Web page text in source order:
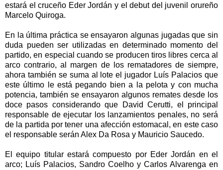
estará el cruceño Eder Jordán y el debut del juvenil orureño
Marcelo Quiroga.
En la última práctica se ensayaron algunas jugadas que sin
duda pueden ser utilizadas en determinado momento del
partido, en especial cuando se producen tiros libres cerca al
arco contrario, al margen de los rematadores de siempre,
ahora también se suma al lote el jugador Luís Palacios que
este último le está pegando bien a la pelota y con mucha
potencia, también se ensayaron algunos remates desde los
doce pasos considerando que David Cerutti, el principal
responsable de ejecutar los lanzamientos penales, no será
de la partida por tener una afección estomacal, en este caso
el responsable serán Alex Da Rosa y Mauricio Saucedo.
El equipo titular estará compuesto por Eder Jordán en el
arco; Luís Palacios, Sandro Coelho y Carlos Alvarenga en